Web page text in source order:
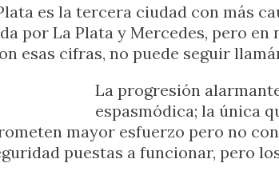
a
i
l
i
n
t
e
n
es la tercera ciudad con más
por La Plata y Mercedes, pero
esas cifras, no puede seguir
La progresión
espasmódica; la única
mayor esfuerzo pero no
puestas a funcionar, pero